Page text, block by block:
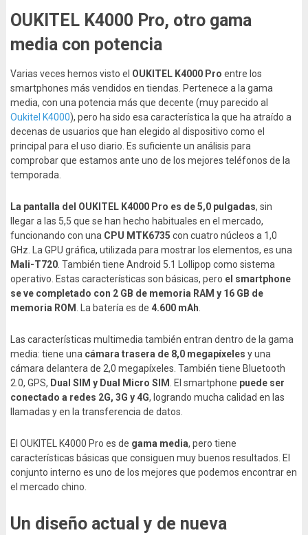
OUKITEL K4000 Pro, otro gama
media con potencia
Varias veces hemos visto el OUKITEL K4000 Pro entre los
smartphones más vendidos en tiendas. Pertenece a la gama
media, con una potencia más que decente (muy parecido al
Oukitel K4000), pero ha sido esa característica la que ha atraído a
decenas de usuarios que han elegido al dispositivo como el
principal para el uso diario. Es suficiente un análisis para
comprobar que estamos ante uno de los mejores teléfonos de la
temporada.
La pantalla del OUKITEL K4000 Pro es de 5,0 pulgadas, sin
llegar a las 5,5 que se han hecho habituales en el mercado,
funcionando con una CPU MTK6735 con cuatro núcleos a 1,0
GHz. La GPU gráfica, utilizada para mostrar los elementos, es una
Mali-T720. También tiene Android 5.1 Lollipop como sistema
operativo. Estas características son básicas, pero el smartphone
se ve completado con 2 GB de memoria RAM y 16 GB de
memoria ROM
. La batería es de 4.600 mAh
Las características multimedia también entran dentro de la gama
media: tiene una cámara trasera de 8,0 megapíxeles y una
cámara delantera de 2,0 megapíxeles. También tiene Bluetooth
2.0, GPS, Dual SIM y Dual Micro SIM . El smartphone puede ser
conectado a redes 2G, 3G y 4G, logrando mucha calidad en las
llamadas y en la transferencia de datos.
El OUKITEL K4000 Pro es de gama media, pero tiene
características básicas que consiguen muy buenos resultados. El
conjunto interno es uno de los mejores que podemos encontrar en
el mercado chino.
Un diseño actual y de nueva